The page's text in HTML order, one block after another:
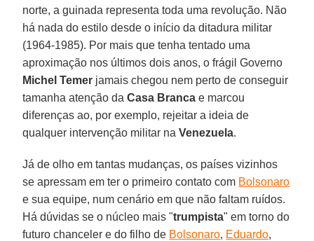
norte, a guinada representa toda uma revolução. Não
há nada do estilo desde o início da ditadura militar
(1964-1985). Por mais que tenha tentado uma
aproximação nos últimos dois anos, o frágil Governo
Michel Temer jamais chegou nem perto de conseguir
tamanha atenção daCasa Branca e marcou
diferenças ao, por exemplo, rejeitar a ideia de
qualquer intervenção militar naVenezuela.
Já de olho em tantas mudanças, os países vizinhos
se apressam em ter o primeiro contato com Bolsonaro
e sua equipe, num cenário em que não faltam ruídos.
Há dúvidas se o núcleo mais "trumpista" em torno do
futuro chanceler e do filho de Bolsonaro, Eduardo,